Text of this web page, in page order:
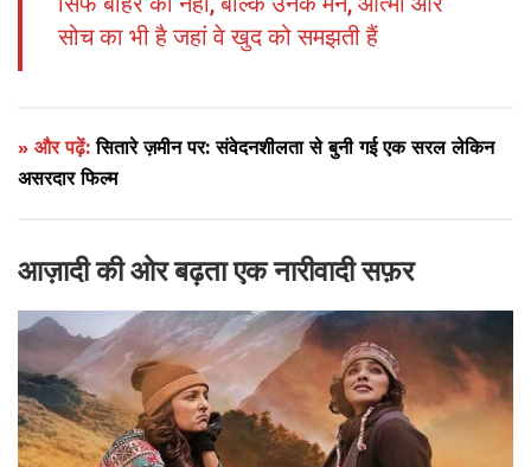
सोच का भी है जहां वे खुद को समझती हैं
» और पढ़ें:सितारे ज़मीन पर: संवेदनशीलता से बुनी गई एक सरल लेकिन
असरदार फिल्म
आज़ादी की ओर बढ़ता एक नारीवादी सफ़र